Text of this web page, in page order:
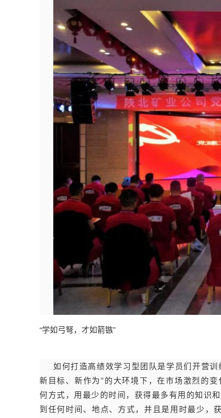
“学如弓弩，才如箭镞”
如何打造高绩效学习型团队是学员们开营
新目标、新作为”的大环境下，在市场激烈的
何方式，用最少的时间，获得最多有用的知识
到任何时间、地点、方式，并且是用时最少，